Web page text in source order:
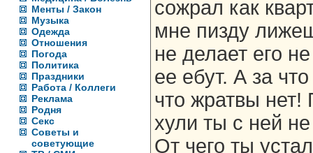
Менты / Закон
Музыка
Одежда
Отношения
Погода
Политика
Праздники
Работа / Коллеги
Реклама
Родня
Секс
Советы и
советующие
сожрал как
мне пизду
не делает его
ее ебут. А за
что жратвы нет!
хули ты с ней
От чего ты